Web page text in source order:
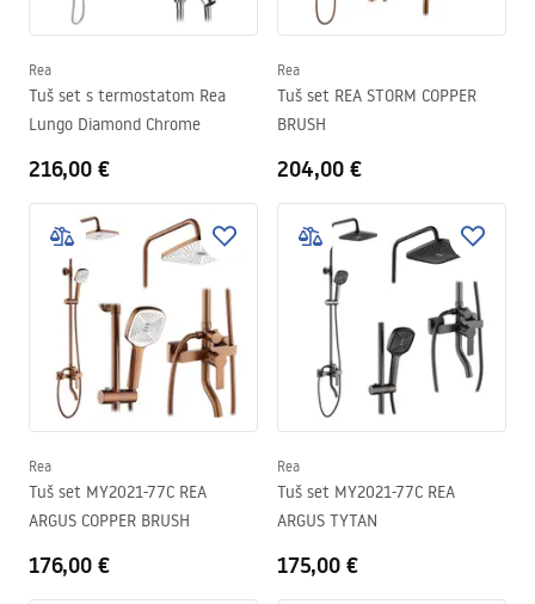
Rea
Tuš set s termostatom Rea
Lungo Diamond Chrome
216,00 €
Rea
Tuš set REA STORM COPPER
BRUSH
204,00 €
Rea
Tuš set MY2021-77C REA
ARGUS COPPER BRUSH
176,00 €
Rea
Tuš set MY2021-77C REA
ARGUS TYTAN
175,00 €